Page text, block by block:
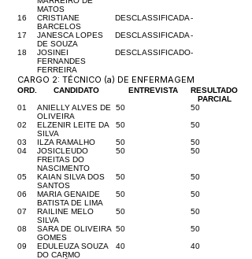
MATOS
16
CRISTIANE
BARCELOS
DESCLASSIFICADA-
17
JANESCA LOPES
DE SOUZA
DESCLASSIFICADA-
18
JOSINEI
FERNANDES
FERREIRA
DESCLASSIFICADO-
CARGO 2: TÉCNICO (a) DE ENFERMAGEM
ORD. CANDIDATO ENTREVISTA
RESULTADO
PARCIAL
01
ANIELLY ALVES DE
OLIVEIRA
50
50
02
ELZENIR LEITE DA
SILVA
50
50
03
ILZA RAMALHO 50
50
04
JOSICLEUDO
FREITAS DO
NASCIMENTO
50 50
05
KAIAN SILVA DOS
SANTOS
50
50
06
MARIA GENAIDE
BATISTA DE LIMA
50
50
07
RAILINE MELO
SILVA
50
50
08
SARA DE OLIVEIRA
GOMES
50
50
09
EDULEUZA SOUZA
DO CARMO
40
40